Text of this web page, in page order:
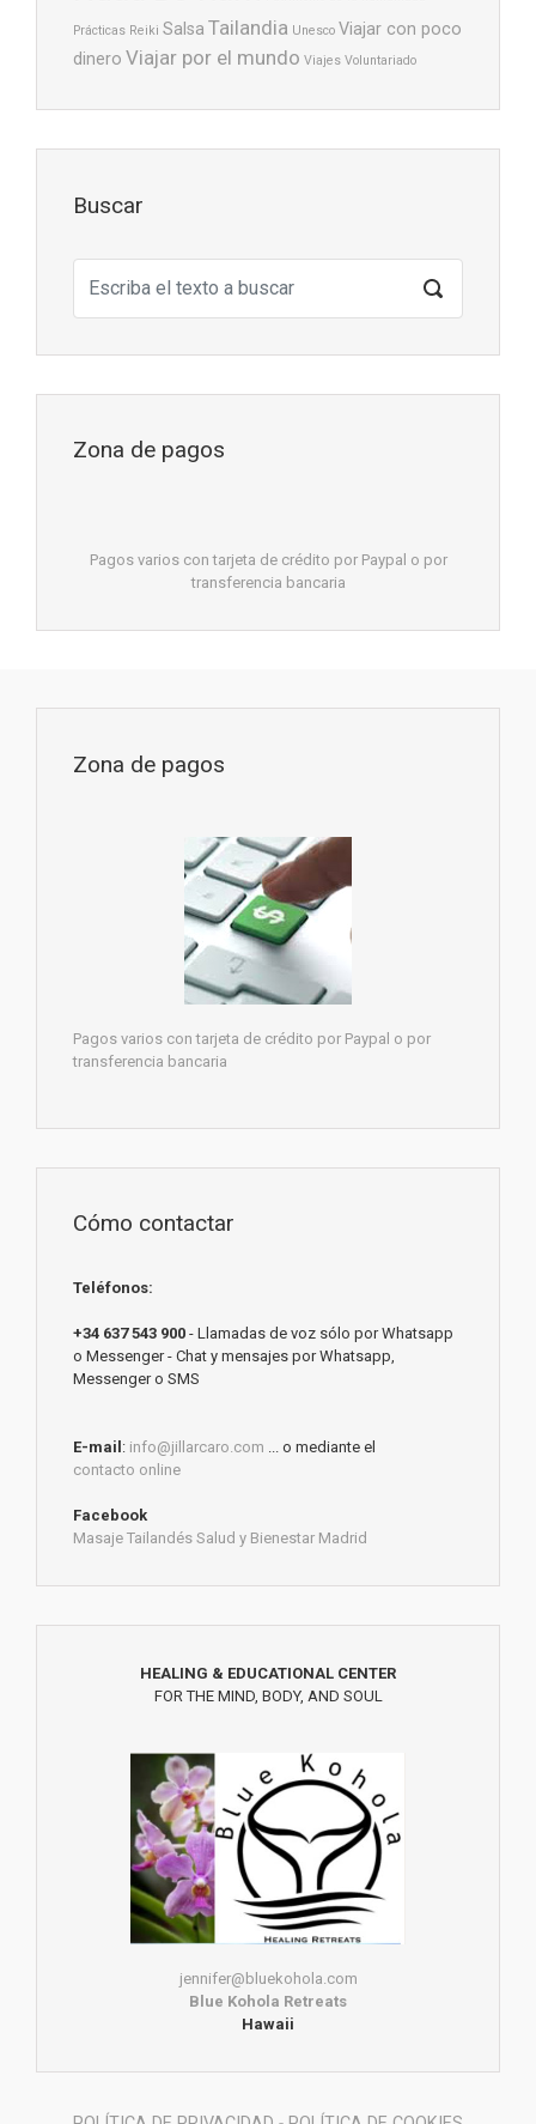
Prácticas Reiki Salsa Tailandia Unesco Viajar con poco
dinero Viajar por el mundo Viajes Voluntariado
Buscar
Zona de pagos
Pagos varios con tarjeta de crédito por Paypal o por
transferencia bancaria
Zona de pagos
Pagos varios con tarjeta de crédito por Paypal o por
transferencia bancaria
Cómo contactar
Teléfonos:
+34 637 543 900 - Llamadas de voz sólo por Whatsapp
o Messenger - Chat y mensajes por Whatsapp,
Messenger o SMS
E-mail : info@jillarcaro.com ... o mediante el
contacto online
Facebook
Masaje Tailandés Salud y Bienestar Madrid
HEALING & EDUCATIONAL CENTER
FOR THE MIND, BODY, AND SOUL
jennifer@bluekohola.com
Blue Kohola Retreats
Hawaii